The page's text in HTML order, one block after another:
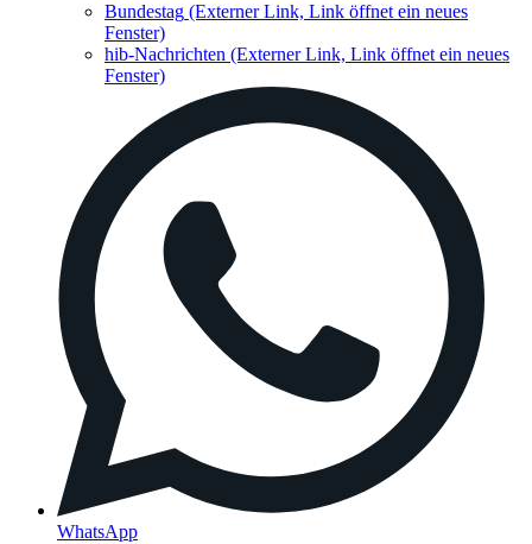
Bundestag (Externer Link, Link öffnet ein neues
Fenster)
hib-Nachrichten (Externer Link, Link öffnet ein neues
Fenster)
WhatsApp